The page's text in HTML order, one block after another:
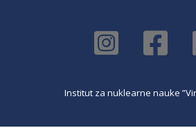
Institut za nuklearne nauke